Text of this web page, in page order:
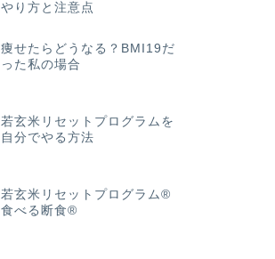
やり方と注意点
痩せたらどうなる？BMI19だ
った私の場合
若玄米リセットプログラムを
自分でやる方法
若玄米リセットプログラム®
食べる断食®